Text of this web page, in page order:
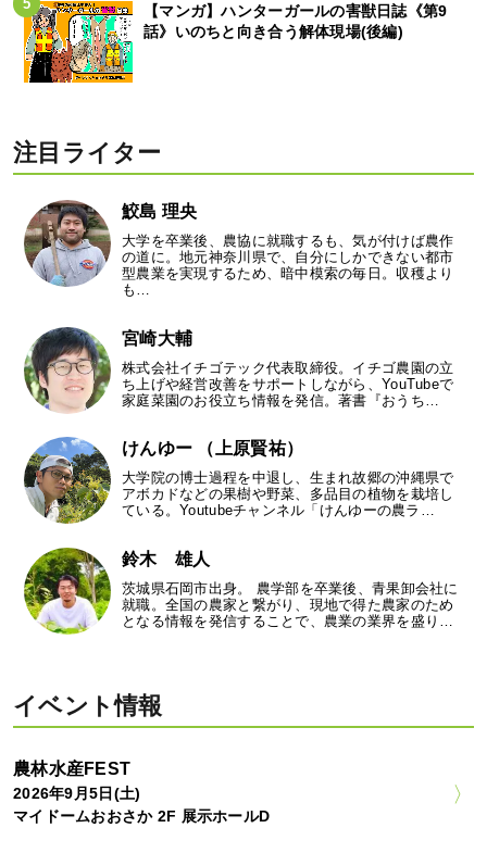
【マンガ】ハンターガールの害獣日誌《第9
話》いのちと向き合う解体現場(後編)
注目ライター
鮫島 理央
大学を卒業後、農協に就職するも、気が付けば農作
の道に。地元神奈川県で、自分にしかできない都市
型農業を実現するため、暗中模索の毎日。収穫より
も…
宮崎大輔
株式会社イチゴテック代表取締役。イチゴ農園の立
ち上げや経営改善をサポートしながら、YouTubeで
家庭菜園のお役立ち情報を発信。著書『おうち…
けんゆー （上原賢祐）
大学院の博士過程を中退し、生まれ故郷の沖縄県で
アボカドなどの果樹や野菜、多品目の植物を栽培し
ている。Youtubeチャンネル「けんゆーの農ラ…
鈴木 雄人
茨城県石岡市出身。 農学部を卒業後、青果卸会社に
就職。全国の農家と繋がり、現地で得た農家のため
となる情報を発信することで、農業の業界を盛り…
イベント情報
農林水産FEST
2026年9月5日(土)
マイドームおおさか 2F 展示ホールD